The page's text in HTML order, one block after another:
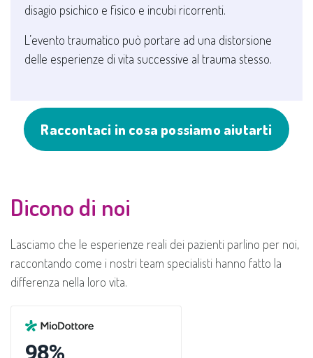
disagio psichico e fisico e incubi ricorrenti.
L’evento traumatico può portare ad una distorsione
delle esperienze di vita successive al trauma stesso.
Raccontaci in cosa possiamo aiutarti
Dicono di noi
Lasciamo che le esperienze reali dei pazienti parlino per noi,
raccontando come i nostri team specialisti hanno fatto la
differenza nella loro vita.